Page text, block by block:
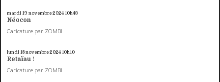
mardi 19 novembre 202410h43
Néocon
Caricature par ZOMBI
lundi 18novembre 202410h10
Retaïau !
Caricature par ZOMBI